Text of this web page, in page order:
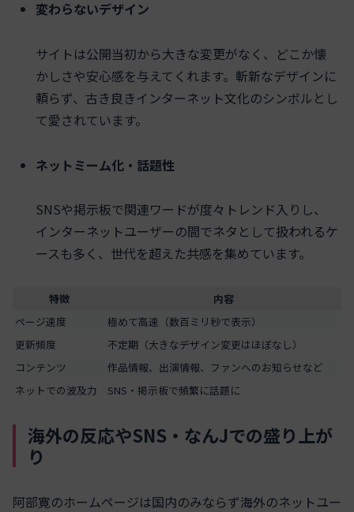
変わらないデザイン
サイトは公開当初から大きな変更がなく、どこか懐
かしさや安心感を与えてくれます。斬新なデザインに
頼らず、古き良きインターネット文化のシンボルとし
て愛されています。
ネットミーム化・話題性
SNSや掲示板で関連ワードが度々トレンド入りし、
インターネットユーザーの間でネタとして扱われるケ
ースも多く、世代を超えた共感を集めています。
特徴
内容
ページ速度
極めて高速（数百ミリ秒で表示）
更新頻度
不定期（大きなデザイン変更はほぼなし）
コンテンツ
作品情報、出演情報、ファンへのお知らせなど
ネットでの波及力
SNS・掲示板で頻繁に話題に
海外の反応やSNS・なんJでの盛り上が
り
阿部寛のホームページは国内のみならず海外のネットユー